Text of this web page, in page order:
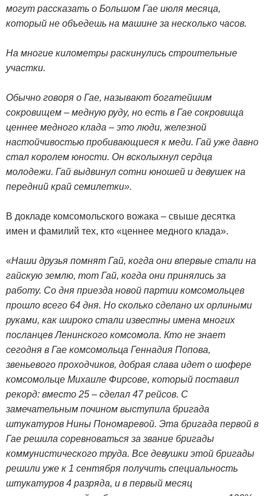
могут рассказать о Большом Гае июля месяца,
который не объедешь на машине за несколько часов.
На многие километры раскинулись строительные
участки.
Обычно говоря о Гае, называют богатейшим
сокровищем – медную руду, но есть в Гае сокровища
ценнее медного клада – это люди, железной
настойчивостью пробивающиеся к меди. Гай уже давно
стал королем юности. Он всколыхнул сердца
молодежи. Гай выдвинул сотни юношей и девушек на
передний край семилетки».
В докладе комсомольского вожака – свыше десятка
имен и фамилий тех, кто «ценнее медного клада».
«Наши друзья помнят Гай, когда они впервые стали на
гайскую землю, тот Гай, когда они принялись за
работу. Со дня приезда новой партии комсомольцев
прошло всего 64 дня. Но сколько сделано их орлиными
руками, как широко стали известны имена многих
посланцев Ленинского комсомола. Кто не знает
сегодня в Гае комсомольца Геннадия Попова,
звеньевого проходчиков, добрая слава идет о шофере
комсомольце Михаиле Фирсове, который поставил
рекорд: вместо 25 – сделал 47 рейсов. С
замечательным почином выступила бригада
штукатуров Нины Пономаревой. Эта бригада первой в
Гае решила соревноваться за звание бригады
коммунистического труда. Все девушки этой бригады
решили уже к 1 сентября получить специальность
штукатуров 4 разряда, и в первый месяц